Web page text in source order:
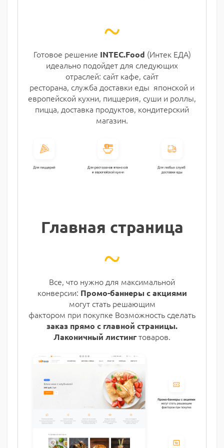
~
Готовое решение INTEC.Food (Интек ЕДА)
идеально подойдет для следующих
отраслей: сайт кафе, сайт
ресторана, служба доставки еды японской и
европейской кухни, пиццерия, суши и роллы,
пицца, доставка продуктов, кондитерский
магазин.
Главная страница
~
Все, что нужно для максимальной
конверсии: Промо-баннеры с акциями
могут стать решающим
фактором при покупке Возможность сделать
заказ прямо с главной страницы.
Лаконичный листингтоваров.